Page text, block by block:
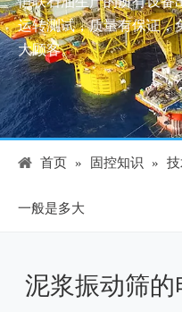
运转测试，质量有保证，
大顾客。
首页 » 固控知识 »
一般是多大
泥浆振动筛